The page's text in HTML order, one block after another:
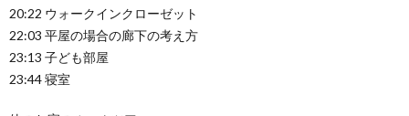
20:22 ウォークインクローゼット
22:03 平屋の場合の廊下の考え方
23:13 子ども部屋
23:44 寝室